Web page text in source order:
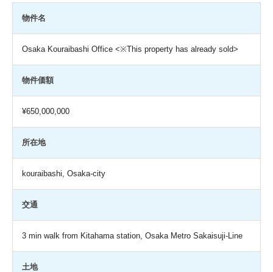
物件名
Osaka Kouraibashi Office <※This property has already sold>
物件価額
¥650,000,000
所在地
kouraibashi, Osaka-city
交通
3 min walk from Kitahama station, Osaka Metro Sakaisuji-Line
土地